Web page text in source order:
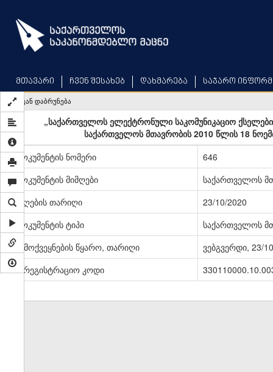
main
content
მთავარი ჩვენ შესახებ დახმარება საჯარო
უკან დაბრუნება
„საქართველოს ელექტრონული საკომუნიკაციო
საქართველოს მთავრობის 2010 წლის 18
დოკუმენტის ნომერი
646
დოკუმენტის მიმღები
საქართველოს
მიღების თარიღი
23/10/2020
დოკუმენტის ტიპი
საქართველოს
გამოქვეყნების წყარო, თარიღი
ვებგვერდი, 23/
სარეგისტრაციო კოდი